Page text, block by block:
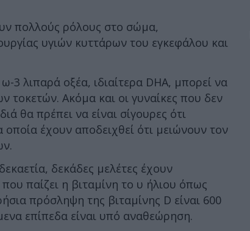
πολλούς ρόλους στο σώμα,
υγιών κυττάρων του εγκεφάλου και
3 λιπαρά οξέα, ιδιαίτερα DHA, μπορεί να
Ακόμα και οι γυναίκες που δεν
θα πρέπει να είναι σίγουρες ότι
έχουν αποδειχθεί ότι μειώνουν τον
δεκάδες μελέτες έχουν
παίζει η βιταμίνη το υ ήλιου όπως
πρόσληψη της βιταμίνης D είναι 600
επίπεδα είναι υπό αναθεώρηση.